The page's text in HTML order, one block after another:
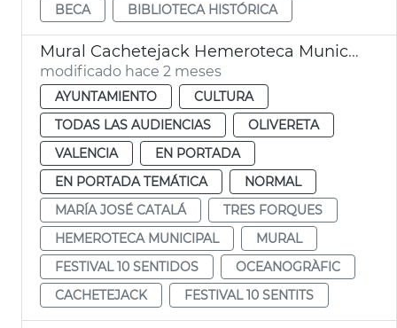
BECA
BIBLIOTECA HISTÓRICA
Mural Cachetejack Hemeroteca Municipal València
modificado hace 2 meses
AYUNTAMIENTO
CULTURA
TODAS LAS AUDIENCIAS
OLIVERETA
VALENCIA
EN PORTADA
EN PORTADA TEMÁTICA
NORMAL
MARÍA JOSÉ CATALÁ
TRES FORQUES
HEMEROTECA MUNICIPAL
MURAL
FESTIVAL 10 SENTIDOS
OCEANOGRÀFIC
CACHETEJACK
FESTIVAL 10 SENTITS